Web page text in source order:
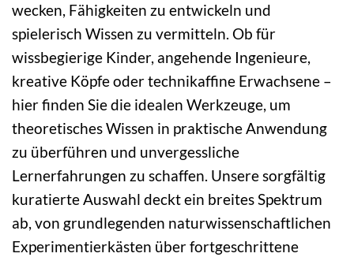
wecken, Fähigkeiten zu entwickeln und
spielerisch Wissen zu vermitteln. Ob für
wissbegierige Kinder, angehende Ingenieure,
kreative Köpfe oder technikaffine Erwachsene –
hier finden Sie die idealen Werkzeuge, um
theoretisches Wissen in praktische Anwendung
zu überführen und unvergessliche
Lernerfahrungen zu schaffen. Unsere sorgfältig
kuratierte Auswahl deckt ein breites Spektrum
ab, von grundlegenden naturwissenschaftlichen
Experimentierkästen über fortgeschrittene